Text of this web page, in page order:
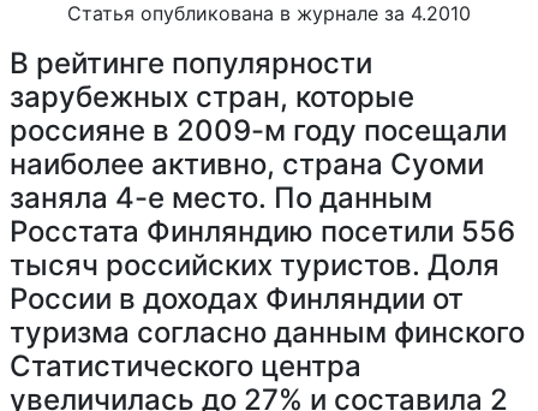
Статья опубликована в журнале за 4.2010
В рейтинге популярности
зарубежных стран, которые
россияне в 2009-м году посещали
наиболее активно, страна Суоми
заняла 4-е место. По данным
Росстата Финляндию посетили 556
тысяч российских туристов. Доля
России в доходах Финляндии от
туризма согласно данным финского
Статистического центра
увеличилась до 27% и составила 2